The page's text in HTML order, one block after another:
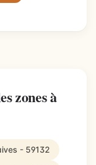
zones à
- 59132